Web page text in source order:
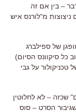
– בין אם זה
מ"לורנס איש
של ספילברג
כל סיקוונס הסיום)
על גבי
שכזה – לא לחלוטין
אחר כך, כשגיבור הסרט – סוס